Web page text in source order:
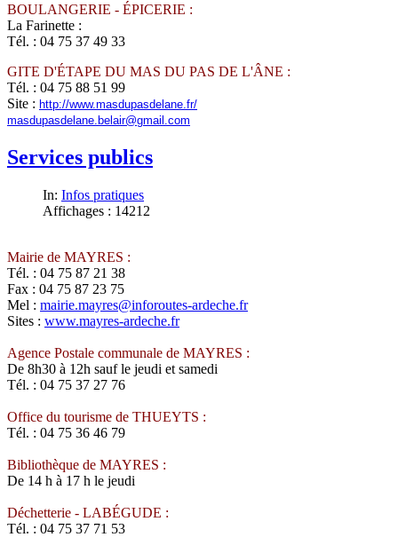
BOULANGERIE - ÉPICERIE :
La Farinette :
Tél. : 04 75 37 49 33
GITE D'ÉTAPE DU MAS DU PAS DE L'ÂNE :
Tél. : 04 75 88 51 99
Site : http://www.masdupasdelane.fr/
masdupasdelane.belair@gmail.com
Services publics
In: Infos pratiques
Affichages : 14212
Mairie de MAYRES :
Tél. : 04 75 87 21 38
Fax : 04 75 87 23 75
Mel : mairie.mayres@inforoutes-ardeche.fr
Sites : www.mayres-ardeche.fr
Agence Postale communale de MAYRES :
De 8h30 à 12h sauf le jeudi et samedi
Tél. : 04 75 37 27 76
Office du tourisme de THUEYTS :
Tél. : 04 75 36 46 79
Bibliothèque de MAYRES :
De 14 h à 17 h le jeudi
Déchetterie - LABÉGUDE :
Tél. : 04 75 37 71 53